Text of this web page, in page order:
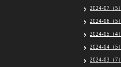
2024-07（5）
2024-06（5）
2024-05（4）
2024-04（5）
2024-03（7）